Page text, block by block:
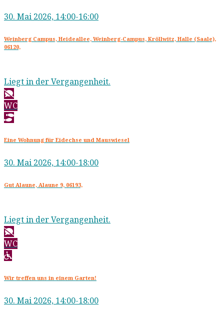
30. Mai 2026, 14:00-16:00
Weinberg Campus, Heideallee, Weinberg-Campus, Kröllwitz, Halle (Saale),
06120,
Liegt in der Vergangenheit.
WC
Eine Wohnung für Eidechse und Mauswiesel
30. Mai 2026, 14:00-18:00
Gut Alaune, Alaune 9, 06193,
Liegt in der Vergangenheit.
WC
Wir treffen uns in einem Garten!
30. Mai 2026, 14:00-18:00